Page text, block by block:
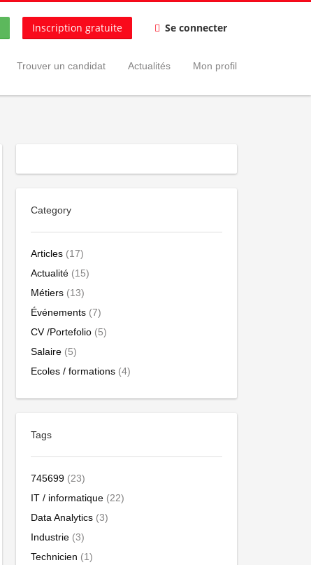
Trouver un candidat Actualités Mon profil
Inscription gratuite Se connecter
Category
Articles (17)
Actualité (15)
Métiers (13)
Événements (7)
CV /Portefolio (5)
Salaire (5)
Ecoles / formations (4)
Tags
745699 (23)
IT / informatique (22)
Data Analytics (3)
Industrie (3)
Technicien (1)